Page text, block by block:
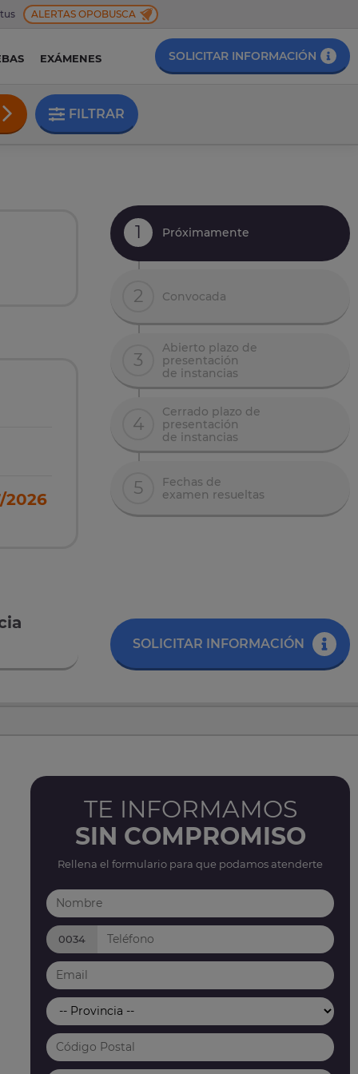
ALERTAS OPOBUSCA
EXÁMENES SOLICITAR INFORMACIÓN
FILTRAR
2026
1 Próximamente
2 Convocada
3
Abierto plazo de
presentación
de instancias
4
Cerrado plazo de
presentación
de instancias
5
Fechas de
examen resueltas
SOLICITAR INFORMACIÓN
TE INFORMAMOS
SIN COMPROMISO
Rellena el formulario para que podamos atenderte
0034